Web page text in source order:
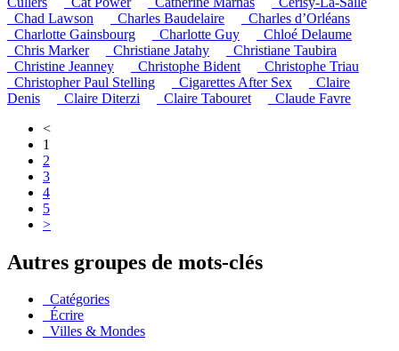
_Chad Lawson
_Charles Baudelaire
_Charles d’Orléans
_Charlotte Gainsbourg
_Charlotte Guy
_Chloé Delaume
_Chris Marker
_Christiane Jatahy
_Christiane Taubira
_Christine Jeanney
_Christophe Bident
_Christophe Triau
_Christopher Paul Stelling
_Cigarettes After Sex
_Claire
Denis
_Claire Diterzi _Claire Tabouret
_Claude Favre
<
1
2
3
4
5
>
Autres groupes de mots-clés
_Catégories
_Écrire
_Villes & Mondes